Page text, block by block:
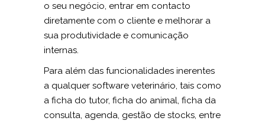
o seu negócio, entrar em contacto
diretamente com o cliente e melhorar a
sua produtividade e comunicação
internas.
Para além das funcionalidades inerentes
a qualquer software veterinário, tais como
a ficha do tutor, ficha do animal, ficha da
consulta, agenda, gestão de stocks, entre